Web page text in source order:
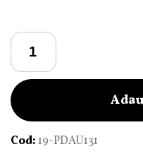
Cantitate
Brățară
Pardo
realizată
cu
șnur
Cod: 19-PDAU131